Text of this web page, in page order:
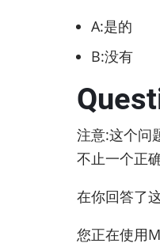
A:是的
B:没有
注意:这个问
不止一个正
在你回答了
您正在使用